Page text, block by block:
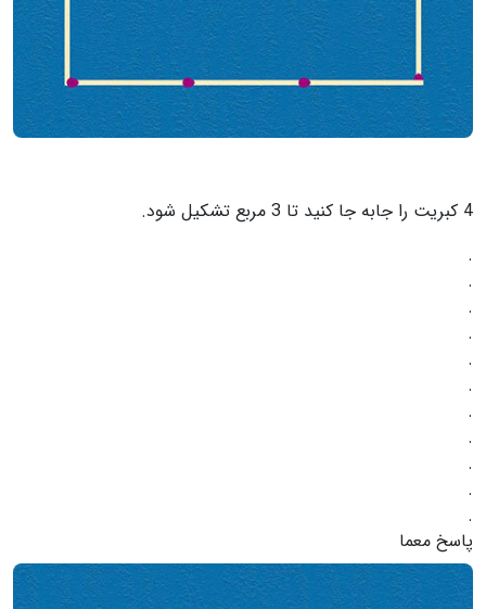
4 کبریت را جابه جا کنید تا 3 مربع تشکیل شود.
.
.
.
.
.
.
.
.
.
.
.
پاسخ معما